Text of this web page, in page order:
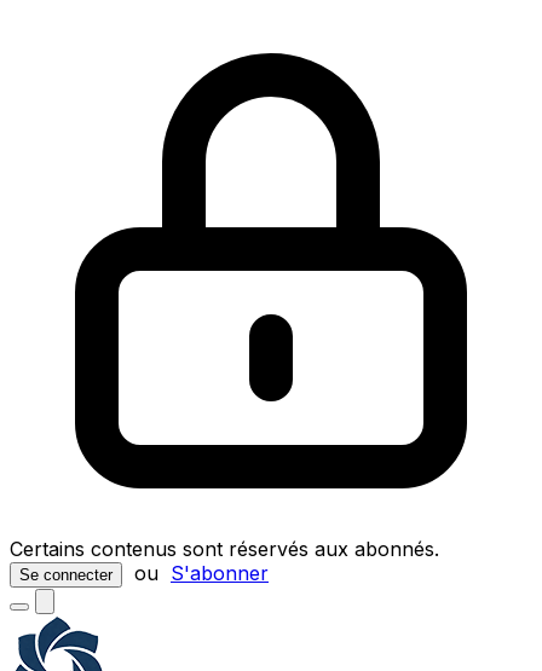
Certains contenus sont réservés aux abonnés.
Se connecter ou S'abonner